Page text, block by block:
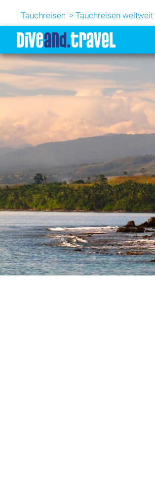
Tauchreisen Tauchreisen